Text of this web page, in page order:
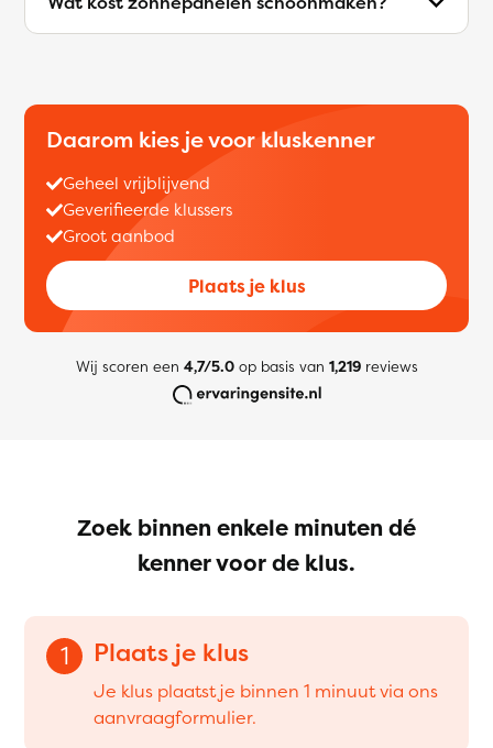
Daarom kies je voor kluskenner
Geheel vrijblijvend
Geverifieerde klussers
Groot aanbod
Plaats je klus
Wij scoren een 4,7/5.0op basis van 1,219reviews
Zoek binnen enkele minuten dé
kenner voor de klus.
1 Plaats je klus
Je klus plaatst je binnen 1 minuut via ons
aanvraagformulier.